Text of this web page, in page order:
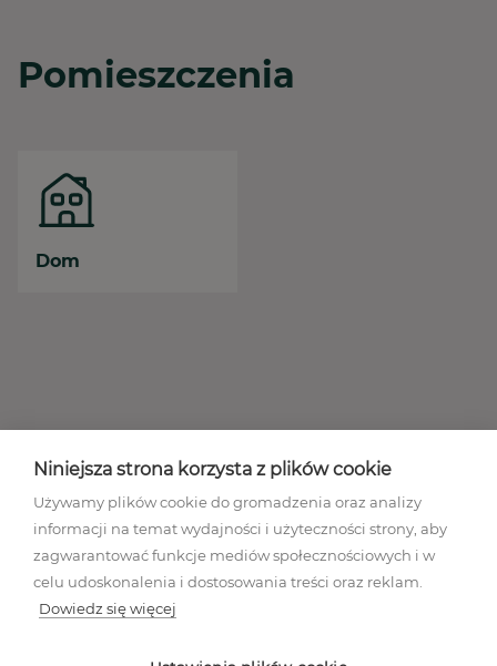
Pomieszczenia
Dom
Polityka prywatności
Niniejsza strona korzysta z plików cookie
Używamy plików cookie do gromadzenia oraz analizy
informacji na temat wydajności i użyteczności strony, aby
zagwarantować funkcje mediów społecznościowych i w
celu udoskonalenia i dostosowania treści oraz reklam.
Dowiedz się więcej